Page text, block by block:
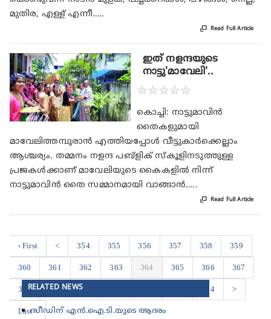
മുതിര, എള്ള് എന്നീ…..
 Read Full Article
ഇത് നളന്ദയുടെ
നാട്ടു'മാവേലി'..
★★★★★
കൊച്ചി: നാട്ടുമാവിന്‍
തൈകളുമായി
മാവേലിത്തമ്പുരാന്‍ എത്തിയപ്പോള്‍ വീട്ടുകാര്‍ക്കെല്ലാം
ആശ്ചര്യം. തമ്മനം നളന്ദ പബ്‌ളിക് സ്‌കൂളിനടുത്തുള്ള
പ്രജകള്‍ക്കാണ് മാവേലിയുടെ കൈകളില്‍ നിന്ന്
നാട്ടുമാവിന്‍ തൈ സമ്മാനമായി വാങ്ങാന്‍…..
 Read Full Article
‹ First < 354 355 356 357 358 359
360 361 362 363 364 365 366 367
368 369 370 374 >
Last ›
RELATED NEWS
സീഡിന് എൻ.ഐ.ടി.യുടെ ആദരം